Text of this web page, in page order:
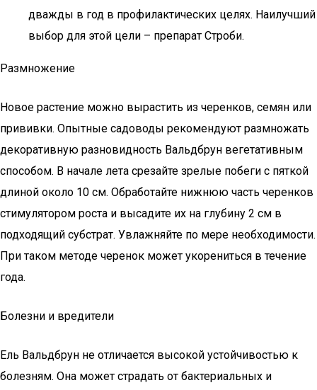
дважды в год в профилактических целях. Наилучший
выбор для этой цели – препарат Строби.
Размножение
Новое растение можно вырастить из черенков, семян или
прививки. Опытные садоводы рекомендуют размножать
декоративную разновидность Вальдбрун вегетативным
способом. В начале лета срезайте зрелые побеги с пяткой
длиной около 10 см. Обработайте нижнюю часть черенков
стимулятором роста и высадите их на глубину 2 см в
подходящий субстрат. Увлажняйте по мере необходимости.
При таком методе черенок может укорениться в течение
года.
Болезни и вредители
Ель Вальдбрун не отличается высокой устойчивостью к
болезням. Она может страдать от бактериальных и